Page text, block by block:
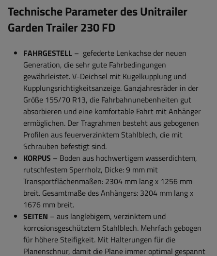
Technische Parameter des Unitrailer
Garden Trailer 230 FD
FAHRGESTELL – gefederte Lenkachse der neuen
Generation, die sehr gute Fahrbedingungen
gewährleistet. V-Deichsel mit Kugelkupplung und
Kupplungsrichtigkeitsanzeige. Ganzjahresräder in der
Größe 155/70 R13, die Fahrbahnunebenheiten gut
absorbieren und eine komfortable Fahrt mit Anhänger
ermöglichen. Der Tragrahmen besteht aus gebogenen
Profilen aus feuerverzinktem Stahlblech, die mit
Schrauben befestigt sind.
KORPUS – Boden aus hochwertigem wasserdichtem,
rutschfestem Sperrholz, Dicke: 9 mm mit
Transportflächenmaßen: 2304 mm lang x 1256 mm
breit. Gesamtmaße des Anhängers: 3204 mm lang x
1676 mm breit.
SEITEN – aus langlebigem, verzinktem und
korrosionsgeschütztem Stahlblech. Mehrfach gebogen
für höhere Steifigkeit. Mit Halterungen für die
Planenschnur, damit die Plane immer optimal gespannt